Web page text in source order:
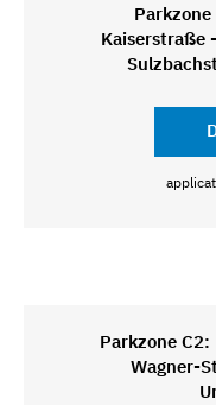
Kaiserstraße
Parkzone
Wagner-